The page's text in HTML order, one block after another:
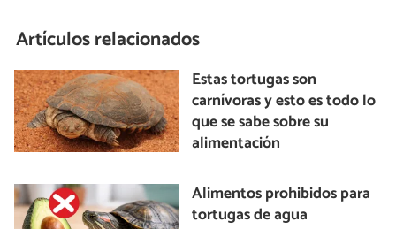
Artículos relacionados
Estas tortugas son
carnívoras y esto es todo lo
que se sabe sobre su
alimentación
Alimentos prohibidos para
tortugas de agua